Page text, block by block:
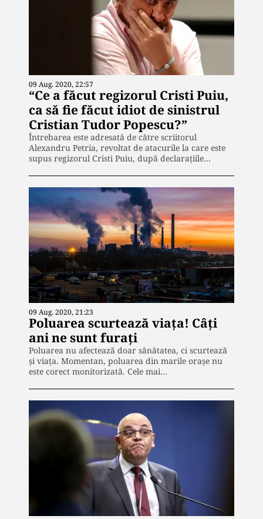
09 Aug. 2020, 22:57
“Ce a făcut regizorul Cristi Puiu,
ca să fie făcut idiot de sinistrul
Cristian Tudor Popescu?”
Întrebarea este adresată de către scriitorul
Alexandru Petria, revoltat de atacurile la care este
supus regizorul Cristi Puiu, după declarațiile…
09 Aug. 2020, 21:23
Poluarea scurtează viața! Câți
ani ne sunt furați
Poluarea nu afectează doar sănătatea, ci scurtează
şi viaţa. Momentan, poluarea din marile oraşe nu
este corect monitorizată. Cele mai…